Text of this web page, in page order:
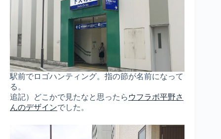
駅前でロゴハンティング。指の節が名前になって
る。
追記）どこかで見たなと思ったら ウフラボ平野さ
んのデザインでした。